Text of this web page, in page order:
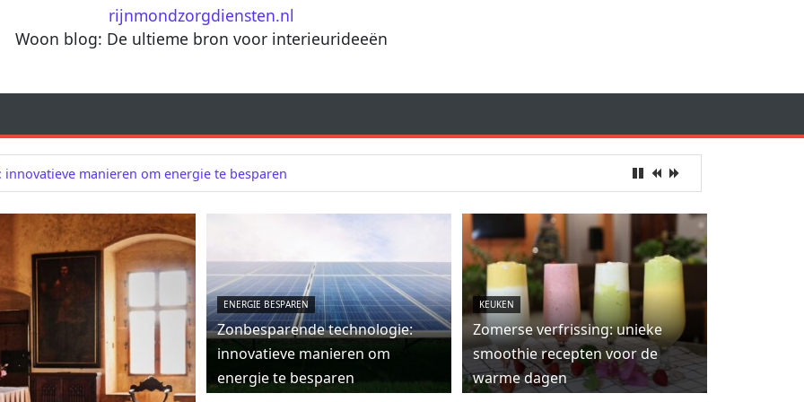
rijnmondzorgdiensten.nl
Woon blog: De ultieme bron voor interieurideeën
manieren om energie te besparen
ENERGIE BESPAREN
Zonbesparende technologie:
innovatieve manieren om
energie te besparen
KEUKEN
Zomerse verfrissing: unieke
smoothie recepten voor de
warme dagen